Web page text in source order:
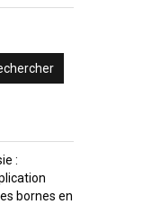
:
bornes en